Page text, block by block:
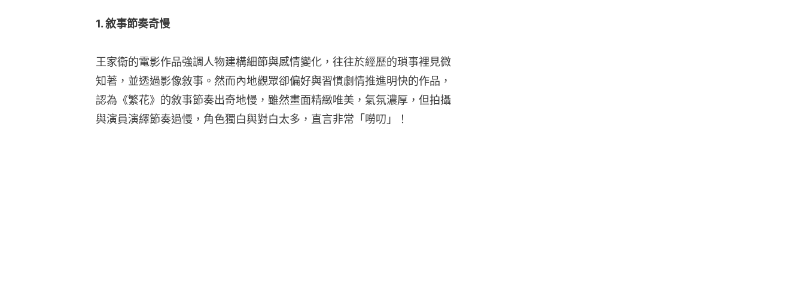
1. 敘事節奏奇慢
王家衞的電影作品強調人物建構細節與感情變化，往往於經歷的瑣事裡見微
知著，並透過影像敘事。然而內地觀眾卻偏好與習慣劇情推進明快的作品，
認為《繁花》的敘事節奏出奇地慢，雖然畫面精緻唯美，氣氛濃厚，但拍攝
與演員演繹節奏過慢，角色獨白與對白太多，直言非常「嘮叨」！